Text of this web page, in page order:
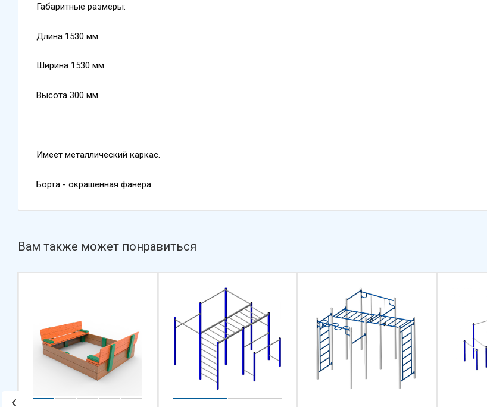
Габаритные размеры:
Длина 1530 мм
Ширина 1530 мм
Высота 300 мм
Имеет металлический каркас.
Борта - окрашенная фанера.
Вам также может понравиться